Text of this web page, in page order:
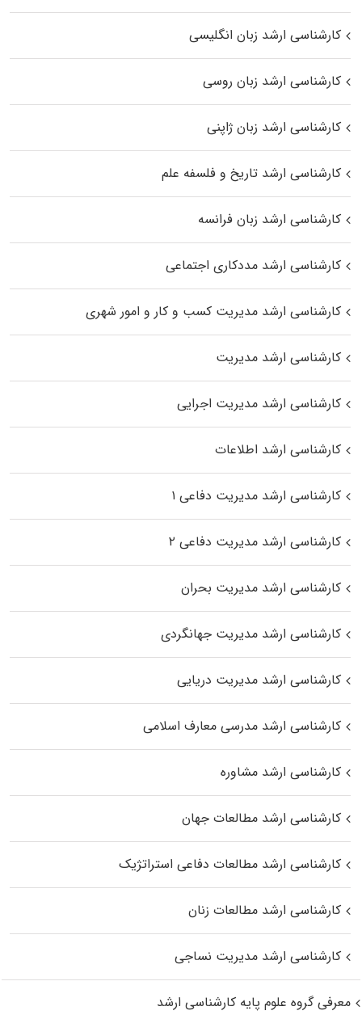
کارشناسی ارشد زبان انگلیسی
کارشناسی ارشد زبان روسی
کارشناسی ارشد زبان ژاپنی
کارشناسی ارشد تاریخ و فلسفه علم
کارشناسی ارشد زبان فرانسه
کارشناسی ارشد مددکاری اجتماعی
کارشناسی ارشد مدیریت کسب و کار و امور شهری
کارشناسی ارشد مدیریت
کارشناسی ارشد مدیریت اجرایی
کارشناسی ارشد اطلاعات
کارشناسی ارشد مدیریت دفاعی ۱
کارشناسی ارشد مدیریت دفاعی ۲
کارشناسی ارشد مدیریت بحران
کارشناسی ارشد مدیریت جهانگردی
کارشناسی ارشد مدیریت دریایی
کارشناسی ارشد مدرسی معارف اسلامی
کارشناسی ارشد مشاوره
کارشناسی ارشد مطالعات جهان
کارشناسی ارشد مطالعات دفاعی استراتژیک
کارشناسی ارشد مطالعات زنان
کارشناسی ارشد مدیریت نساجی
معرفی گروه علوم پایه کارشناسی ارشد